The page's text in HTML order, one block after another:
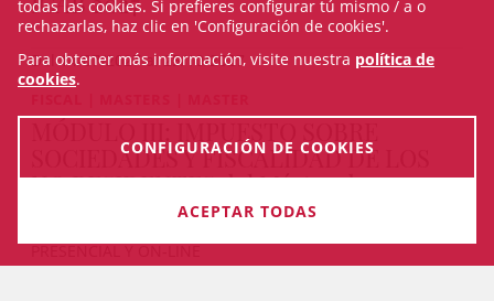
Del 14/07/2027 al 25/10/2027
MÓDULO III: IMPUESTO SOBRE
SOCIEDADES Y FISCALIDAD DE LOS
NO RESIDENTES del Máster de
Derecho Fiscal, Edición ICAB 2027
PRESENCIAL Y ON-LINE
todas las cookies. Si prefieres configurar tú mismo / a o
rechazarlas, haz clic en 'Configuración de cookies'.
Para obtener más información, visite nuestra política de
cookies.
CONFIGURACIÓN DE COOKIES
ACEPTAR TODAS